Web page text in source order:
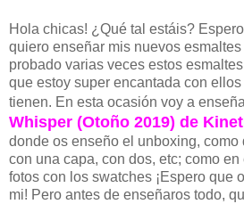
Hola chicas! ¿Qué tal estáis?
quiero enseñar mis nuevos
probado varias veces estos
que estoy super encantada con
tienen. En esta ocasión voy a
Whisper (Otoño 2019) de
donde os enseño el unboxing,
con una capa, con dos, etc; como
fotos con los swatches ¡Espero que
mi! Pero antes de enseñaros todo,